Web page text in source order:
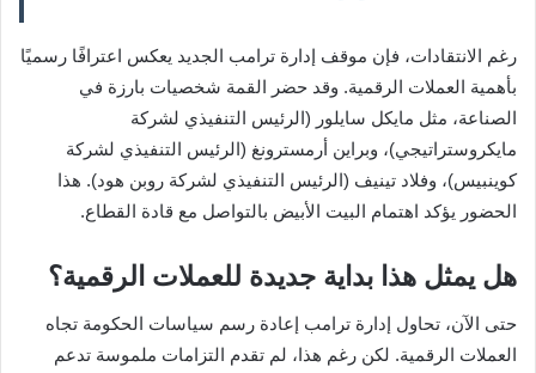
رغم الانتقادات، فإن موقف إدارة ترامب الجديد يعكس اعترافًا رسميًا
بأهمية العملات الرقمية. وقد حضر القمة شخصيات بارزة في
الصناعة، مثل مايكل سايلور (الرئيس التنفيذي لشركة
مايكروستراتيجي)، وبراين أرمسترونغ (الرئيس التنفيذي لشركة
كوينبيس)، وفلاد تينيف (الرئيس التنفيذي لشركة روبن هود). هذا
الحضور يؤكد اهتمام البيت الأبيض بالتواصل مع قادة القطاع.
هل يمثل هذا بداية جديدة للعملات الرقمية؟
حتى الآن، تحاول إدارة ترامب إعادة رسم سياسات الحكومة تجاه
العملات الرقمية. لكن رغم هذا، لم تقدم التزامات ملموسة تدعم